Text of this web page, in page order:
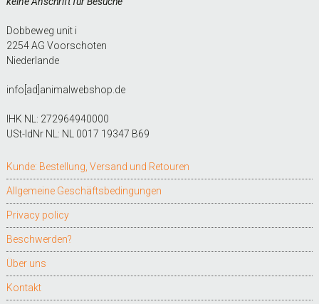
Dobbeweg unit i
2254 AG Voorschoten
Niederlande
info[ad]animalwebshop.de
IHK NL: 272964940000
USt-IdNr NL: NL 0017 19347 B69
Kunde: Bestellung, Versand und Retouren
Allgemeine Geschäftsbedingungen
Privacy policy
Beschwerden?
Über uns
Kontakt